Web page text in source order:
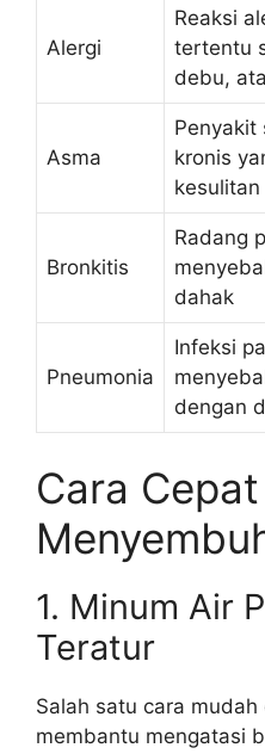
Alergi
Reaksi
tertentu
debu,
Asma
Penyakit
kronis
Bronkitis
Radang
dahak
Pneumonia
Infeksi
dengan
Cara Cepat
1. Minum Air
Teratur
Salah satu cara
membantu mengatasi